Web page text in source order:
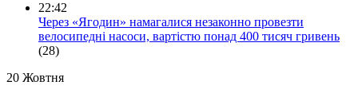
22:42
Через «Ягодин» намагалися незаконно провезти
велосипедні насоси, вартістю понад 400 тисяч гривень
(28)
20 Жовтня